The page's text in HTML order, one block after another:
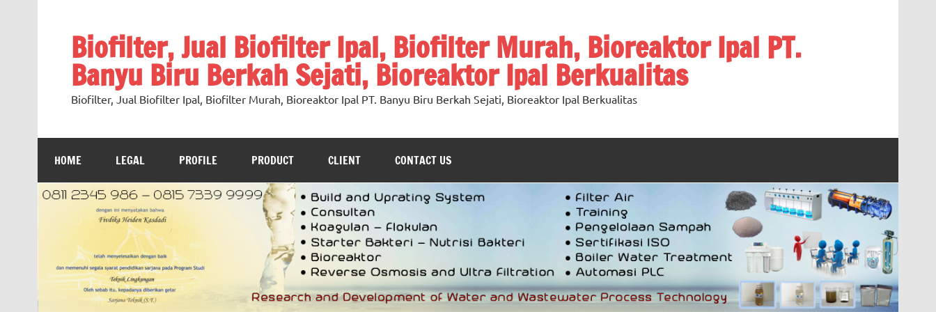
Biofilter, Jual Biofilter Ipal, Biofilter Murah, Bioreaktor Ipal PT.
Banyu Biru Berkah Sejati, Bioreaktor Ipal Berkualitas
Biofilter, Jual Biofilter Ipal, Biofilter Murah, Bioreaktor Ipal PT. Banyu Biru Berkah Sejati, Bioreaktor Ipal Berkualitas
HOME LEGAL PROFILE PRODUCT CLIENT CONTACT US